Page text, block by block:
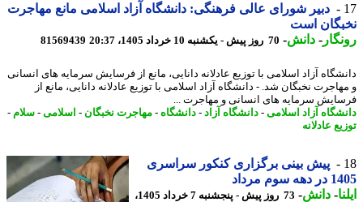
دبیر شورای عالی فرهنگی: دانشگاه آزاد اسلامی مانع مهاجرت
است
-دانش -70 روز پیش - یکشنبه 10 خرداد 1405، 20:37 81569439
آزاد اسلامی با توزیع عادلانه دانایی، مانع از فرسایش سرمایه های انسانی
نخبگان شد. - دانشگاه آزاد اسلامی با توزیع عادلانه دانایی، مانع از
سرمایه های انسانی و مهاجرت ...
آزاد اسلامی-دانشگاه آزاد- دانشگاه-مهاجرت نخبگان-اسلامی-سلام-
عادلانه
پیش بینی برگزاری کنکور سراسری
مرداد
-دانش -
73 روز پیش - پنجشنبه 7 خرداد 1405،